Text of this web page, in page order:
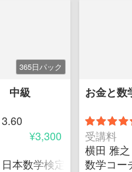
フ
365日パック
中級
¥3,300
本数学検定協会 企画開
お金と数
受講料
横田 雅之
数学コー